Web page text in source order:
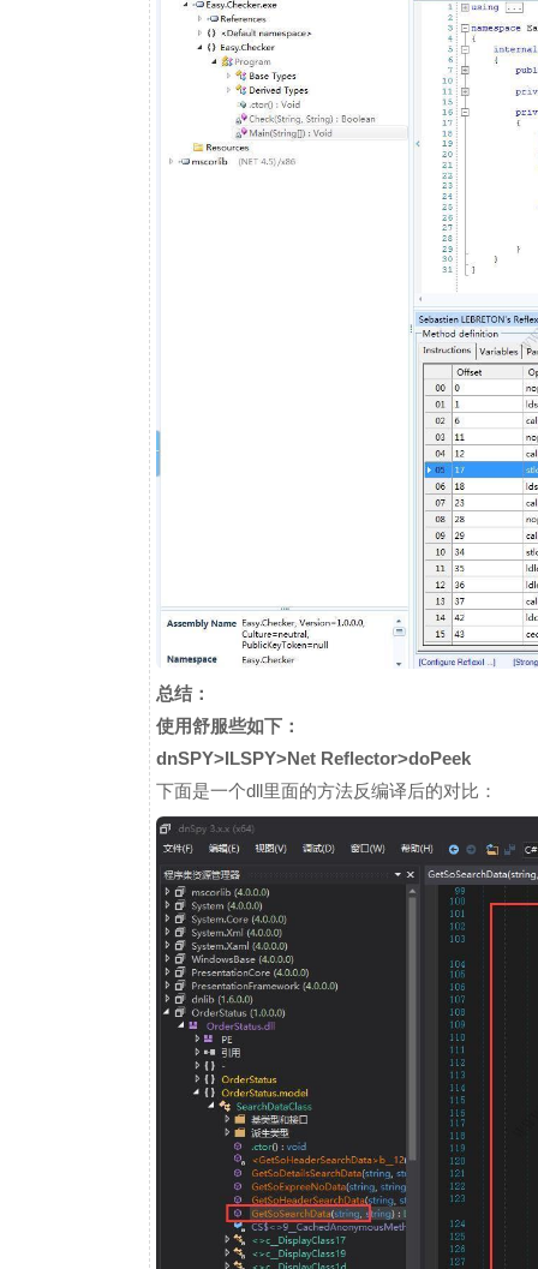
总结：
使用舒服些如下：
dnSPY>ILSPY>Net Reflector>doPeek
下面是一个dll里面的方法反编译后的对比：